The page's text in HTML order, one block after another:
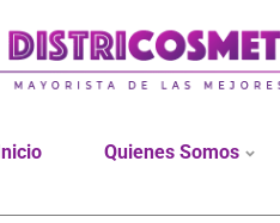
Inicio Quienes Somos